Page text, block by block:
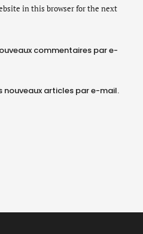
in this browser for the next
commentaires par e-
nouveaux articles par e-mail.